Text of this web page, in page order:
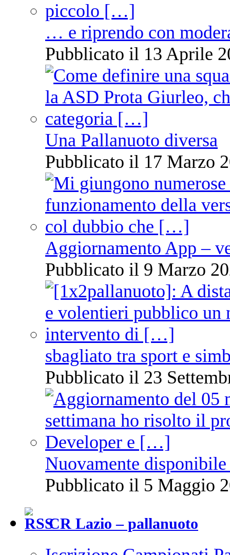
… e riprendo con
Pubblicato il 13 Aprile
Una Pallanuoto diversa
Pubblicato il 17 Marzo
Aggiornamento App –
Pubblicato il 9 Marzo
sbagliato tra sport e
Pubblicato il 23
Nuovamente
Pubblicato il 5 Maggio
CR Lazio – pallanuoto